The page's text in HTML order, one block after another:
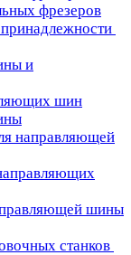
фрезеров
и
шин
направляющей
шины
станков